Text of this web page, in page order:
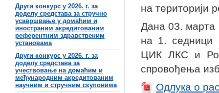
Други конкурс у 2026. г. за
доделу средстава за стручно
усавршвање у домаћим и
иностраним акредитованим
референтним здравственим
установама
Други конкурс у 2026. г. за
доделу средстава за
учествовање на домаћим и
међународним акредитованим
научним и стручним скуповима
на територији
Дана 03. марта
на 1. седници
ЦИК ЛКС и
спровођења
Одлука о